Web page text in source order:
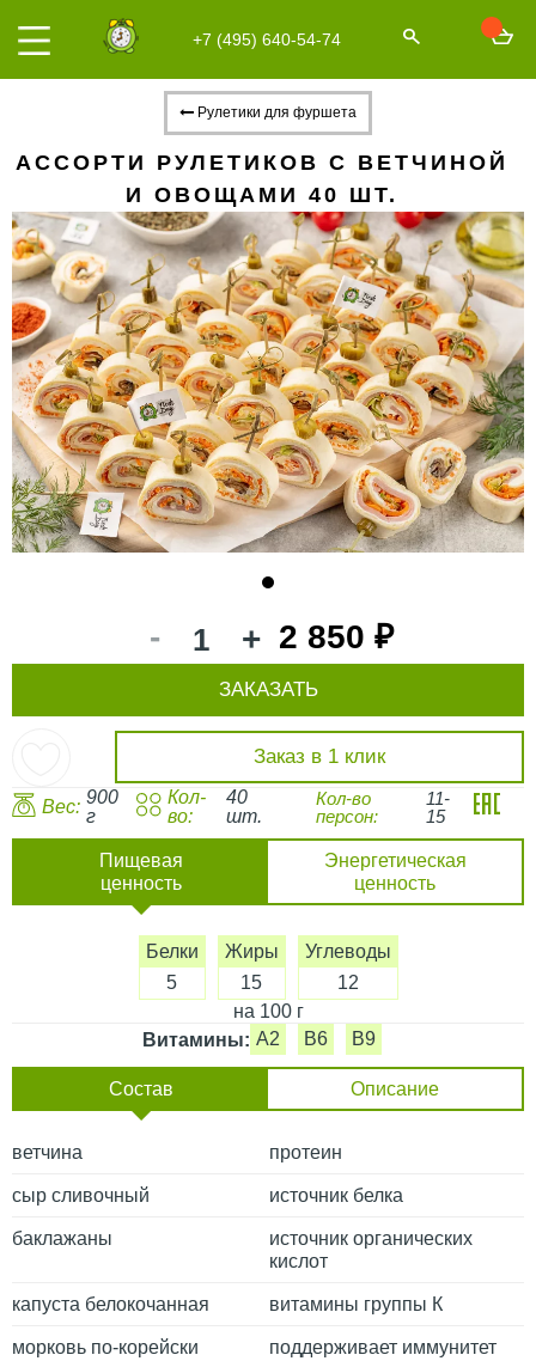
+7 (495) 640-54-74
Рулетики для фуршета
АССОРТИ РУЛЕТИКОВ С ВЕТЧИНОЙ
И ОВОЩАМИ 40 ШТ.
- + 2 850 ₽
Заказ в 1 клик
ЗАКАЗАТЬ
Вес: 900
г
Кол-
во:
40
шт.
Кол-во
персон:
11-
15
Пищевая
ценность
Энергетическая
ценность
Белки
5
Жиры
15
Углеводы
12
на 100 г
Витамины: A2 B6 B9
Состав Описание
ветчина протеин
сыр сливочный источник белка
баклажаны
источник органических
кислот
капуста белокочанная витамины группы К
морковь по-корейски поддерживает иммунитет